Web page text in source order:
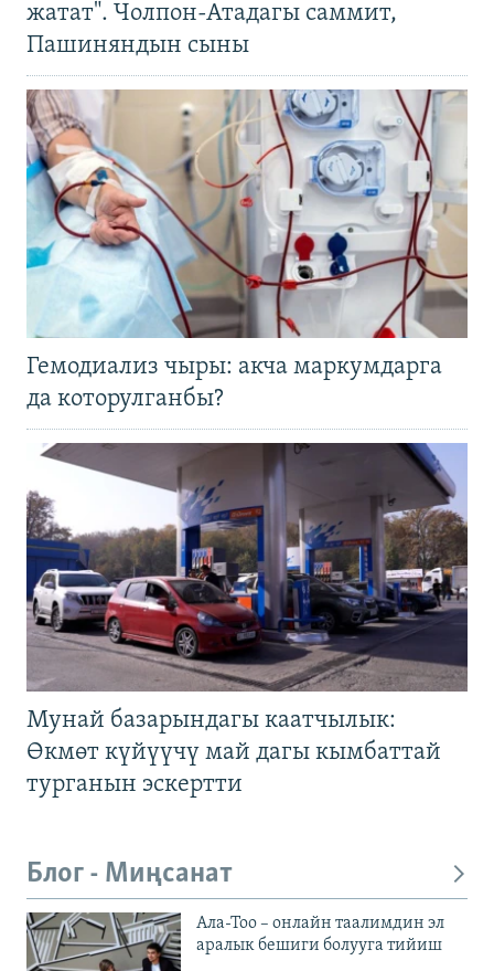
жатат". Чолпон-Атадагы саммит,
Пашиняндын сыны
Гемодиализ чыры: акча маркумдарга
да которулганбы?
Мунай базарындагы каатчылык:
Өкмөт күйүүчү май дагы кымбаттай
турганын эскертти
Блог - Миңсанат
Ала-Тоо – онлайн таалимдин эл
аралык бешиги болууга тийиш